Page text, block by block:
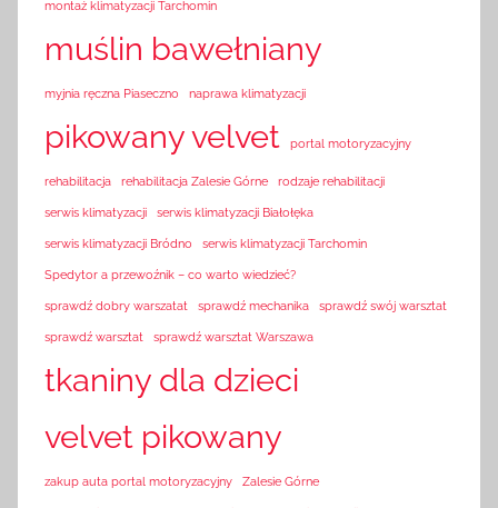
montaż klimatyzacji Tarchomin
muślin bawełniany
myjnia ręczna Piaseczno naprawa klimatyzacji
pikowany velvet portal motoryzacyjny
rehabilitacja rehabilitacja Zalesie Górne rodzaje rehabilitacji
serwis klimatyzacji serwis klimatyzacji Białołęka
serwis klimatyzacji Bródno serwis klimatyzacji Tarchomin
Spedytor a przewoźnik – co warto wiedzieć?
sprawdź dobry warszatat sprawdź mechanika sprawdź swój warsztat
sprawdź warsztat sprawdź warsztat Warszawa
tkaniny dla dzieci
velvet pikowany
zakup auta portal motoryzacyjny Zalesie Górne